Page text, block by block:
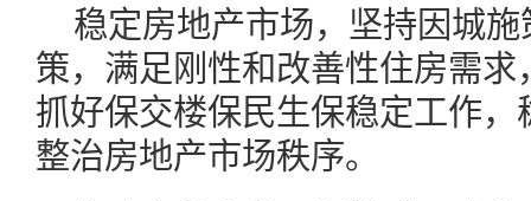
稳定房地产市场，坚持因城
策，满足刚性和改善性住房需
抓好保交楼保民生保稳定工作
整治房地产市场秩序。